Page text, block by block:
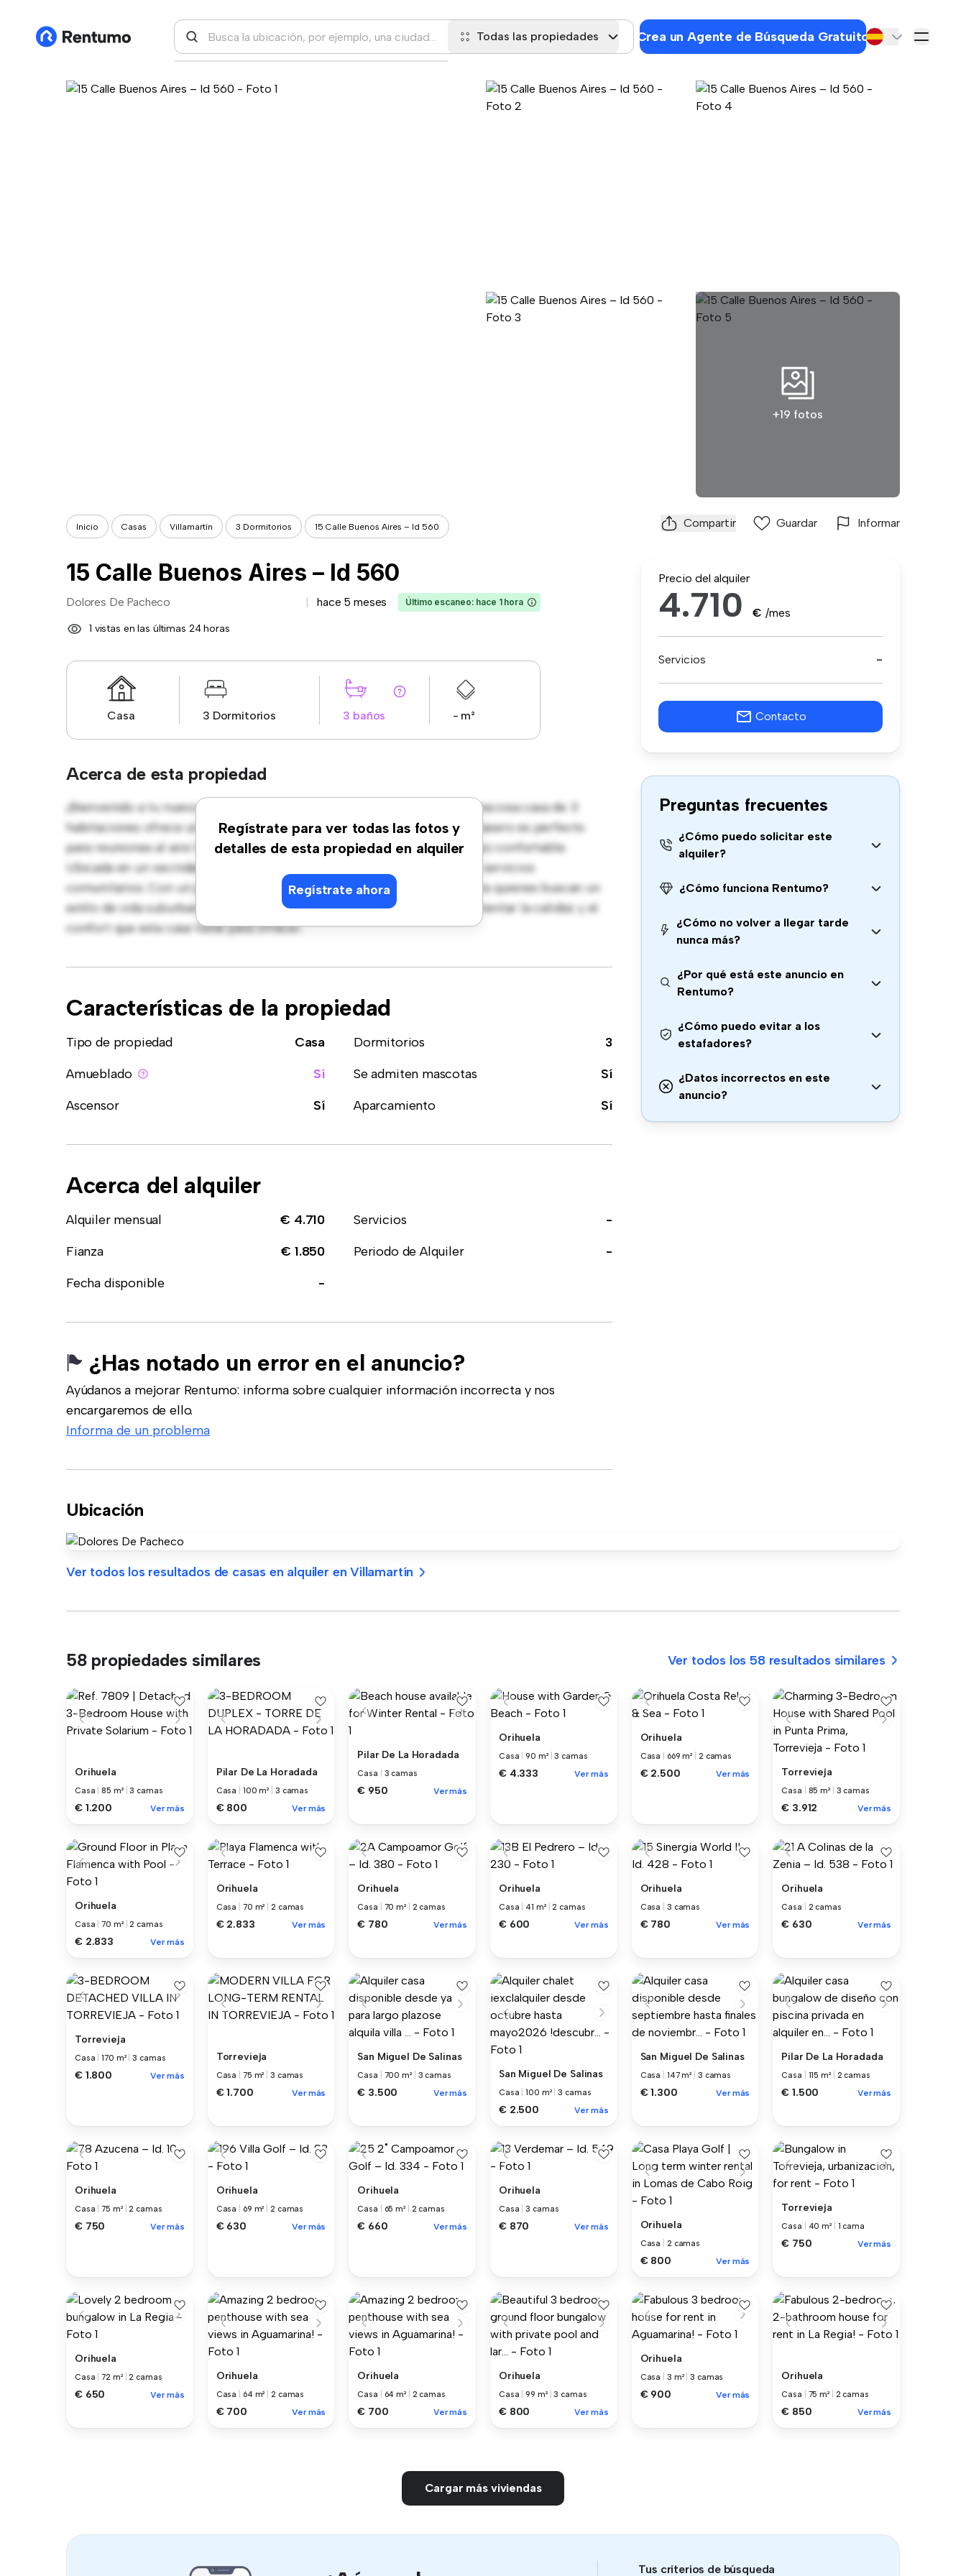
Todas las propiedades Crea un Agente de Búsqueda Gratuito
+19 fotos
Inicio Casas Villamartín 3 Dormitorios 15 Calle Buenos Aires – Id 560 Compartir Guardar Informar
15 Calle Buenos Aires – Id 560
Dolores De Pacheco hace 5 meses Último escaneo: hace 1 hora
1 vistas en las últimas 24 horas
Casa 3 Dormitorios 3 baños - m²
Acerca de esta propiedad
Regístrate para ver todas las fotos y
detalles de esta propiedad en alquiler
Regístrate ahora
¡Bienvenido a tu nuevo oasis suburbano en Dolores De Pacheco! Esta preciosa casa de 3
habitaciones ofrece un ambiente espacioso y acogedor. El gran jardín trasero es perfecto
para reuniones al aire libre, y el interior acogedor proporciona un refugio confortable.
Ubicada en un vecindario familiar, tendrás acceso a parques, escuelas y servicios
comunitarios. Con un precio asequible de € 4.710, esta casa es ideal para quienes buscan un
estilo de vida suburbano tranquilo. Programa una visita hoy para experimentar la calidez y el
confort que esta casa tiene para ofrecer.
Características de la propiedad
Tipo de propiedad Casa Dormitorios
3
Amueblado
Sí Se admiten mascotas
Sí
Ascensor
Sí Aparcamiento Sí
Acerca del alquiler
Alquiler mensual € 4.710 Servicios
-
Fianza
€ 1.850 Periodo de Alquiler
-
Fecha disponible
-
¿Has notado un error en el anuncio?
Ayúdanos a mejorar Rentumo: informa sobre cualquier información incorrecta y nos
encargaremos de ello.
Informa de un problema
Precio del alquiler
4.710 € /mes
Servicios -
Contacto
Preguntas frecuentes
¿Cómo puedo solicitar este
alquiler?
¿Cómo funciona Rentumo?
¿Cómo no volver a llegar tarde
nunca más?
¿Por qué está este anuncio en
Rentumo?
¿Cómo puedo evitar a los
estafadores?
¿Datos incorrectos en este
anuncio?
Ubicación
Ver todos los resultados de casas en alquiler en Villamartín
58 propiedades similares Ver todos los 58 resultados similares
Orihuela
Casa |85 m² |3 camas
€ 1.200 Ver más
Pilar De La Horadada
Casa 100 m² 3 camas
€ 800 Ver más
Pilar De La Horadada
Casa 3 camas
€ 950 Ver más
Orihuela
Casa |90 m² |3 camas
€ 4.333 Ver más
Orihuela
Casa 669 m² 2 camas
€ 2.500 Ver más Torrevieja
Casa 85 m² 3 camas
€ 3.912 Ver más
Orihuela
Casa |70 m² |2 camas
€ 2.833 Ver más
Orihuela
Casa 70 m² |2 camas
€ 2.833 Ver más
Orihuela
Casa 70 m² 2 camas
€ 780 Ver más
Orihuela
Casa 41 m² |2 camas
€ 600 Ver más
Orihuela
Casa 3 camas
€ 780 Ver más
Orihuela
Casa 2 camas
€ 630 Ver más
Torrevieja
Casa |170 m² |3 camas
€ 1.800 Ver más
Torrevieja
Casa 75 m² |3 camas
€ 1.700 Ver más
San Miguel De Salinas
Casa 700 m² 3 camas
€ 3.500 Ver más
San Miguel De Salinas
Casa |100 m² |3 camas
€ 2.500 Ver más
San Miguel De Salinas
Casa 147 m² 3 camas
€ 1.300 Ver más
Pilar De La Horadada
Casa 115 m² 2 camas
€ 1.500 Ver más
Orihuela
Casa |75 m² |2 camas
€ 750 Ver más
Orihuela
Casa 69 m² |2 camas
€ 630 Ver más
Orihuela
Casa 65 m² 2 camas
€ 660 Ver más
Orihuela
Casa |3 camas
€ 870 Ver más Orihuela
Casa 2 camas
€ 800 Ver más
Torrevieja
Casa 40 m² 1 cama
€ 750 Ver más
Orihuela
Casa |72 m² |2 camas
€ 650 Ver más
Orihuela
Casa 64 m² |2 camas
€ 700 Ver más
Orihuela
Casa 64 m² 2 camas
€ 700 Ver más
Orihuela
Casa |99 m² |3 camas
€ 800 Ver más
Orihuela
Casa 3 m² |3 camas
€ 900 Ver más
Orihuela
Casa 75 m² 2 camas
€ 850 Ver más
Cargar más viviendas
Tus criterios de búsqueda